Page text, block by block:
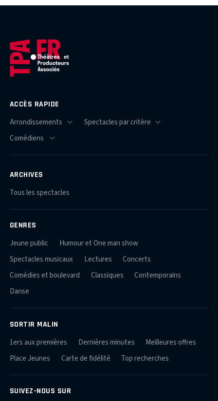
ACCÈS RAPIDE
ARCHIVES
Tous les spectacles
GENRES
Jeune public
Humour et One man show
Spectacles musicaux
Lectures
Concerts
Comédies et boulevard
Classiques
Contemporains
Danse
SORTIR MALIN
1ers aux premières Dernières minutes
Meilleures offres
Place Jeunes
Carte de fidélité Top recherches
SUIVEZ-NOUS SUR